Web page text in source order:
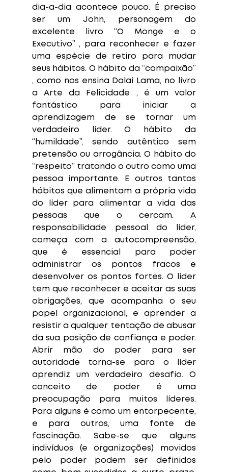
dia-a-dia acontece pouco. É preciso
ser um John, personagem do
excelente livro “O Monge e o
Executivo” , para reconhecer e fazer
uma espécie de retiro para mudar
seus hábitos. O hábito da “compaixão”
, como nos ensina Dalai Lama, no livro
a Arte da Felicidade , é um valor
fantástico para iniciar a
aprendizagem de se tornar um
verdadeiro líder. O hábito da
“humildade”, sendo autêntico sem
pretensão ou arrogância. O hábito do
“respeito” tratando o outro como uma
pessoa importante. E outros tantos
hábitos que alimentam a própria vida
do líder para alimentar a vida das
pessoas que o cercam. A
responsabilidade pessoal do líder,
começa com a autocompreensão,
que é essencial para poder
administrar os pontos fracos e
desenvolver os pontos fortes. O líder
tem que reconhecer e aceitar as suas
obrigações, que acompanha o seu
papel organizacional, e aprender a
resistir a qualquer tentação de abusar
da sua posição de confiança e poder.
Abrir mão do poder para ser
autoridade torna-se para o líder
aprendiz um verdadeiro desafio. O
conceito de poder é uma
preocupação para muitos líderes.
Para alguns é como um entorpecente,
e para outros, uma fonte de
fascinação. Sabe-se que alguns
indivíduos (e organizações) movidos
pelo poder podem ser definidos